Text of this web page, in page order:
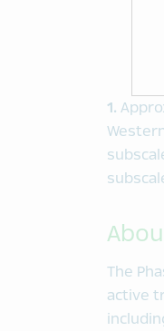
1.
The
active